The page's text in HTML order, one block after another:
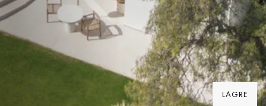
LAGRE